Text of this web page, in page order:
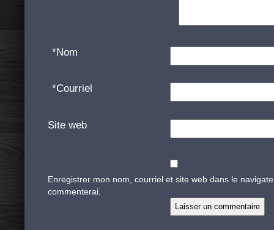
Nom
*
Courriel
*
Site web
Enregistrer mon nom, courriel et site web dans le
commenterai.